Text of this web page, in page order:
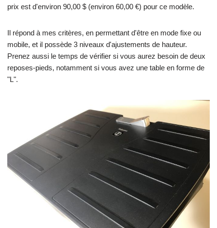
prix est d'environ 90,00 $ (environ 60,00 €) pour ce modèle.
Il répond à mes critères, en permettant d'être en mode fixe ou
mobile, et il possède 3 niveaux d'ajustements de hauteur.
Prenez aussi le temps de vérifier si vous aurez besoin de deux
reposes-pieds, notamment si vous avez une table en forme de
"L".